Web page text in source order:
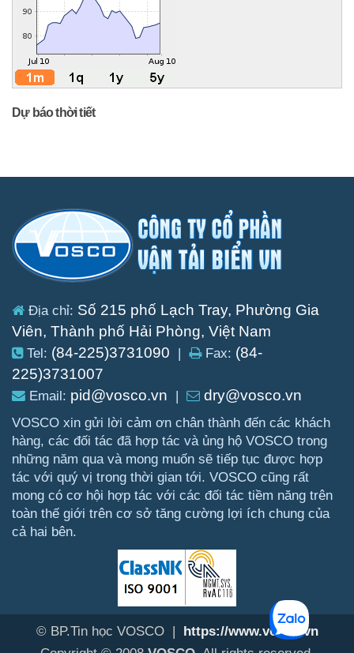
Dự báo thời tiết
Địa chỉ: Số 215 phố Lạch Tray, Phường Gia
Viên, Thành phố Hải Phòng, Việt Nam
Tel: (84-225)3731090 | Fax: (84-
225)3731007
Email: pid@vosco.vn | dry@vosco.vn
VOSCO xin gửi lời cảm ơn chân thành đến các khách
hàng, các đối tác đã hợp tác và ủng hộ VOSCO trong
những năm qua và mong muốn sẽ tiếp tục được hợp
tác với quý vị trong thời gian tới. VOSCO cũng rất
mong có cơ hội hợp tác với các đối tác tiềm năng trên
toàn thế giới trên cơ sở tăng cường lợi ích chung của
cả hai bên.
© BP.Tin học VOSCO |
https://www.vosco.vn